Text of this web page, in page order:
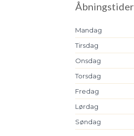
Åbningstider
​Mandag
Tirsdag
​Onsdag
​Torsdag
​Fredag
​Lørdag
​Søndag